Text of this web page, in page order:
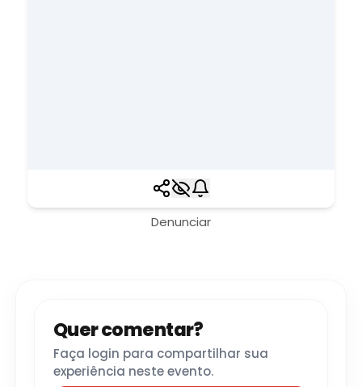
Denunciar
Quer comentar?
Faça login para compartilhar sua
experiência neste evento.